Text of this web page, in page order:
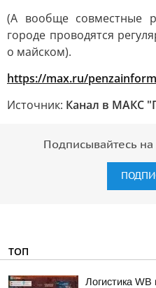
(А вообще совместные
городе проводятся
о майском).
https://max.ru/penzainform
Источник: Канал в МАКС
Подписывайтесь
ТОП
Логистика